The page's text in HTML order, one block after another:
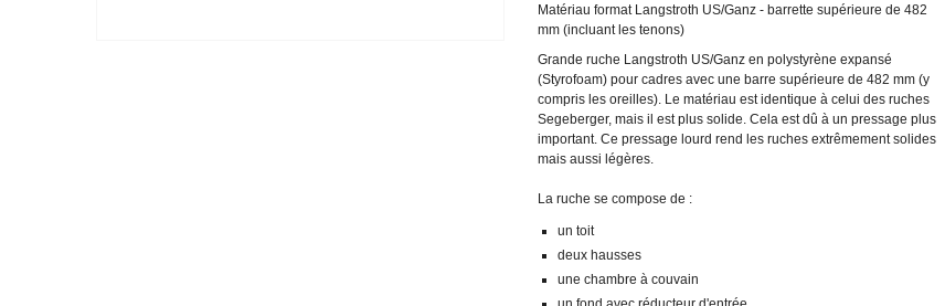
Matériau format Langstroth US/Ganz - barrette supérieure de 482
mm (incluant les tenons)
Grande ruche Langstroth US/Ganz en polystyrène expansé
(Styrofoam) pour cadres avec une barre supérieure de 482 mm (y
compris les oreilles). Le matériau est identique à celui des ruches
Segeberger, mais il est plus solide. Cela est dû à un pressage plus
important. Ce pressage lourd rend les ruches extrêmement solides
mais aussi légères.
La ruche se compose de :
un toit
deux hausses
une chambre à couvain